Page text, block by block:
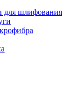
для шлифования